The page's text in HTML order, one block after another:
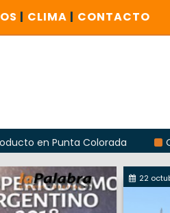
| CLIMA | CONTACTO
Colorada
Odarda
22